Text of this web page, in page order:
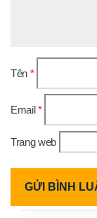
Tên *
Email*
Trang web